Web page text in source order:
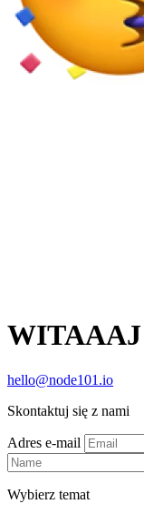
WITAAAJ
hello@node101.io
Skontaktuj się z nami
Adres e-mail
Wybierz temat